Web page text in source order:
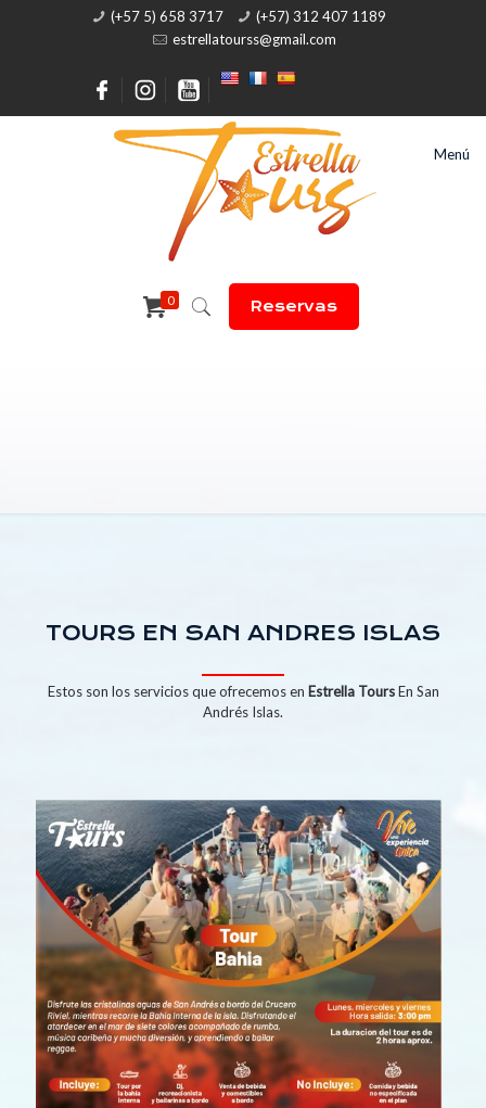
(+57 5) 658 3717
(+57) 312 407 1189
estrellatourss@gmail.com
Menú
0 Reservas
TOURS EN SAN ANDRES ISLAS
Estos son los servicios que ofrecemos en Estrella ToursEn San
Andrés Islas.